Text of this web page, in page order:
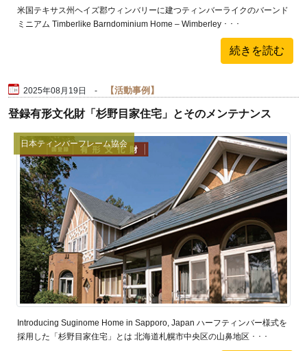
米国テキサス州ヘイズ郡ウィンバリーに建つティンバーライクのバーンド
ミニアム Timberlike Barndominium Home – Wimberley ･ ･ ･
続きを読む
2025年08月19日 - 活動事例
登録有形文化財「杉野目家住宅」とそのメンテナンス
日本ティンバーフレーム協会
Introducing Suginome Home in Sapporo, Japan ハーフティンバー様式を
採用した「杉野目家住宅」とは 北海道札幌市中央区の山鼻地区 ･ ･ ･